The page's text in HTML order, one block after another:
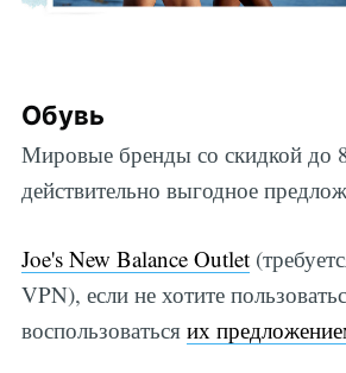
Обувь
Мировые бренды со скидкой до
действительно выгодное
Joe's New Balance Outlet
VPN), если не хотите
воспользоваться их